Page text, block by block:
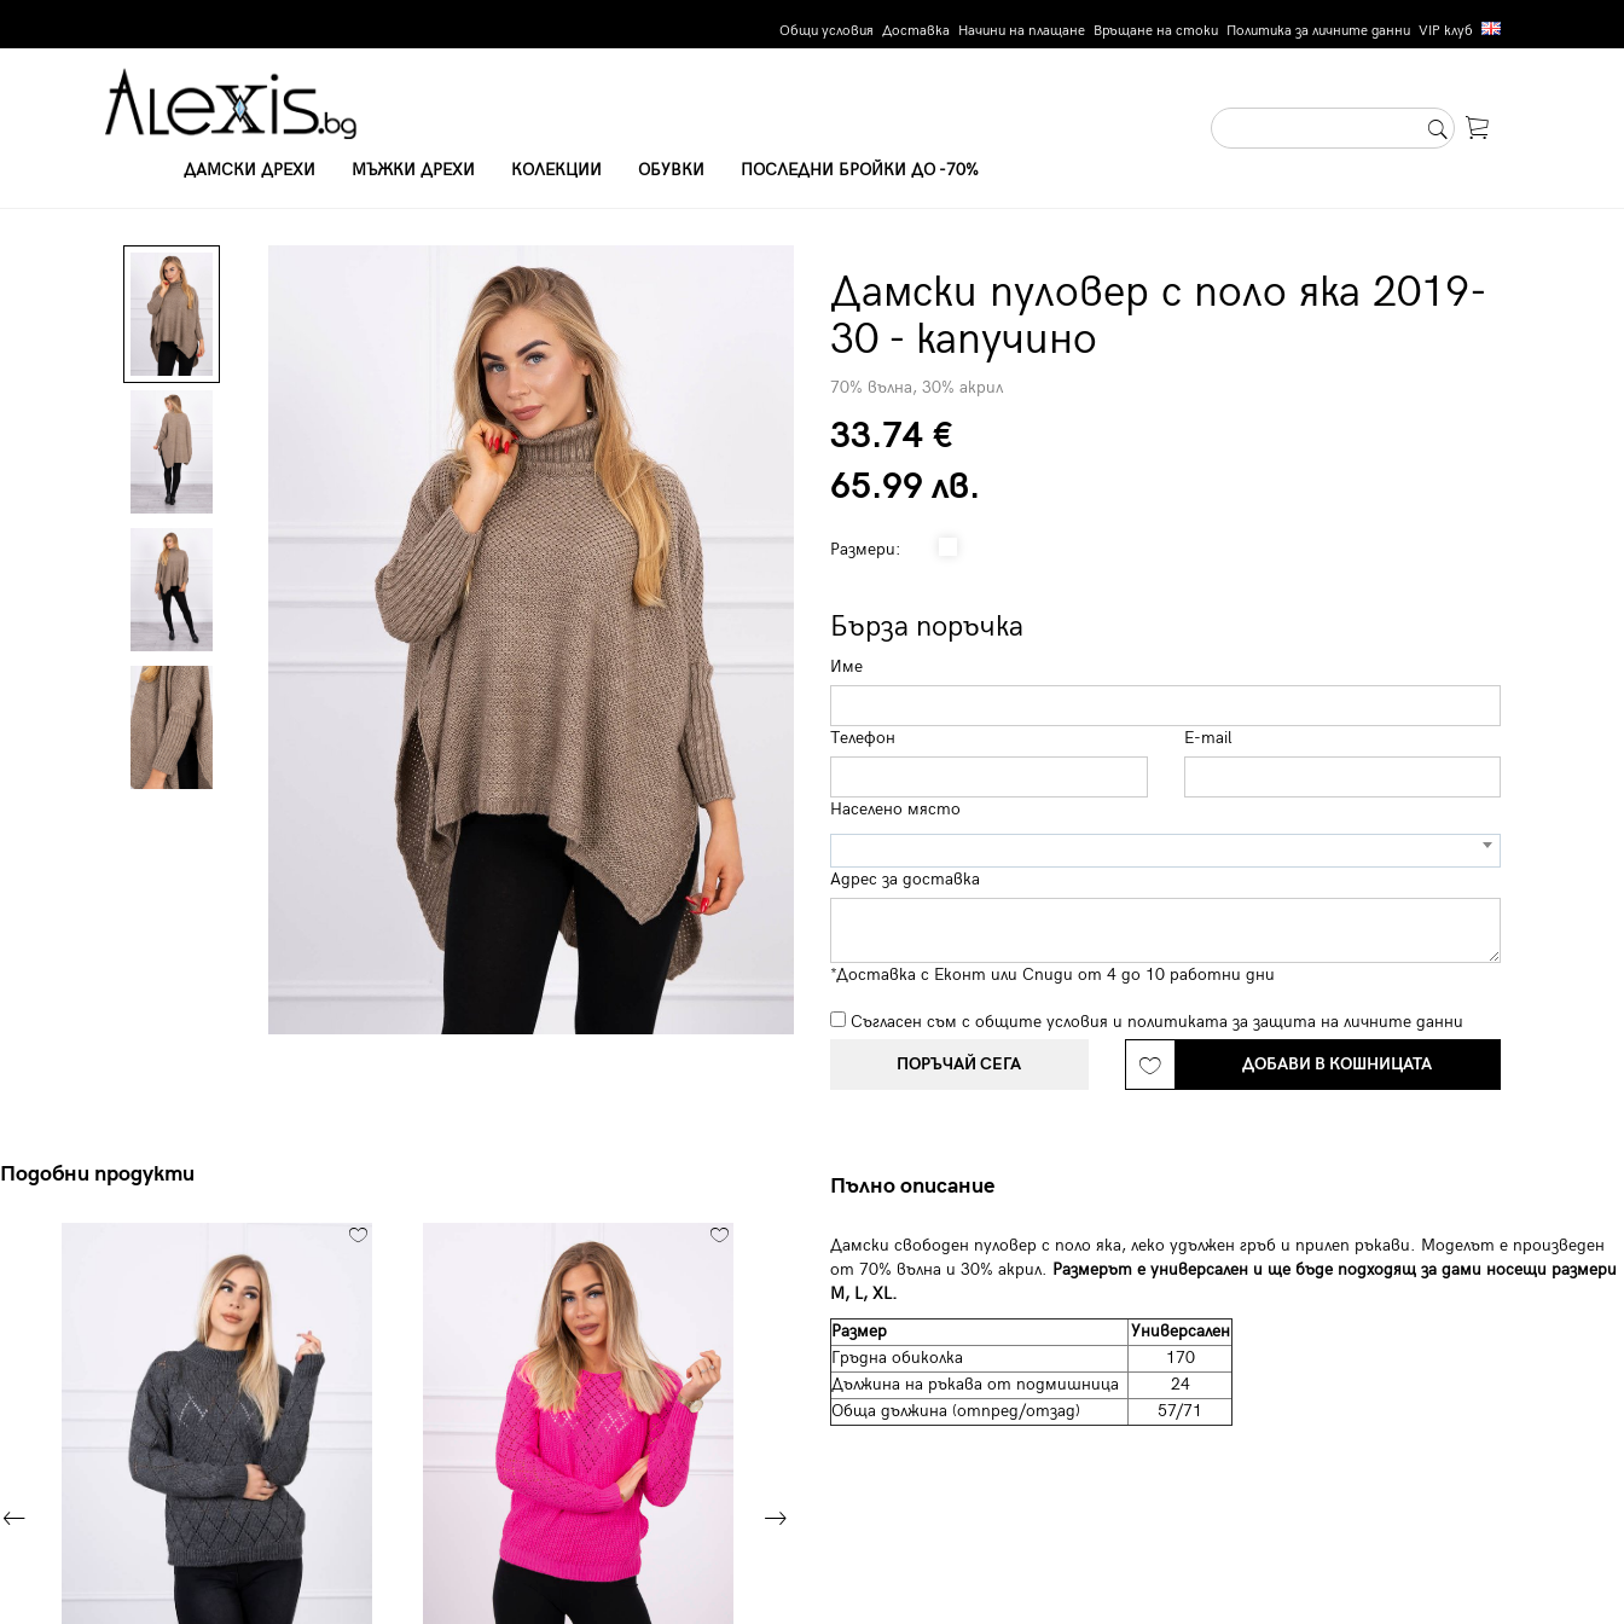
Общи условия Доставка Начини на плащане Връщане на стоки Политика за личните данни VIP клуб
ДАМСКИ ДРЕХИ МЪЖКИ ДРЕХИ КОЛЕКЦИИ ОБУВКИ ПОСЛЕДНИ БРОЙКИ ДО -70%
Дамски пуловер с поло яка 2019-
30 - капучино
70% вълна, 30% акрил
33.74 €
65.99 лв.
Размери:
Бърза поръчка
Име
Телефон E-mail
Населено място
Адрес за доставка
*Доставка с Еконт или Спиди от 4 до 10 работни дни
Съгласен съм с общите условия и политиката за защита на личните данни
ПОРЪЧАЙ СЕГА ДОБАВИ В КОШНИЦАТА
Подобни продукти Пълно описание
Дамски свободен пуловер с поло яка, леко удължен гръб и прилеп ръкави. Моделът е произведен
от 70% вълна и 30% акрил. Размерът е универсален и ще бъде подходящ за дами носещи размери
M, L, XL.
Размер
Универсален
Гръдна обиколка
170
Дължина на ръкава от подмишница
24
Обща дължина (отпред/отзад)
57/71